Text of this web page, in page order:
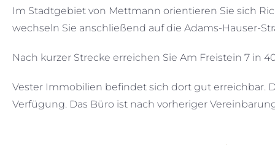
Im Stadtgebiet von Mettmann orientieren Sie sich
wechseln Sie anschließend auf die Adams-Hauser-
Nach kurzer Strecke erreichen Sie Am Freistein 7 in
Vester Immobilien befindet sich dort gut erreichbar.
Verfügung. Das Büro ist nach vorheriger